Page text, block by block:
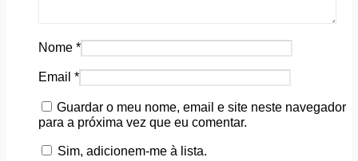
Nome *
Email *
Guardar o meu nome, email e site neste navegador
para a próxima vez que eu comentar.
Sim, adicionem-me à lista.